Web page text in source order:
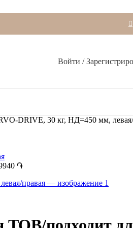
Войти /
DRIVE, 30 кг, НД=450 мм, левая/
֏